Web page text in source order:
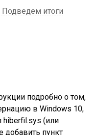
Подведем итоги
подробно о том,
в Windows 10,
hiberfil.sys (или
добавить пункт